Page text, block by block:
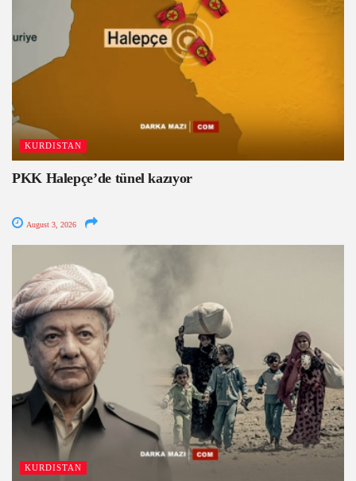
KURDISTAN
PKK Halepçe’de tünel kazıyor
August 3, 2026
KURDISTAN